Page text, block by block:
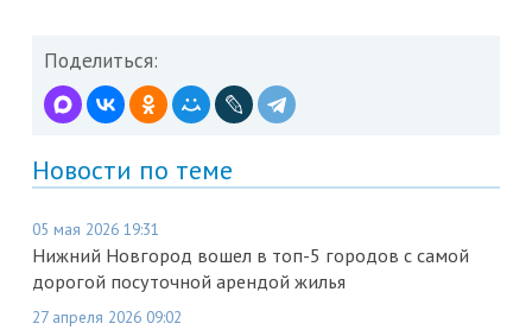
Поделиться:
Новости по теме
05 мая 2026 19:31
Нижний Новгород вошел в топ-5 городов с самой
дорогой посуточной арендой жилья
27 апреля 2026 09:02